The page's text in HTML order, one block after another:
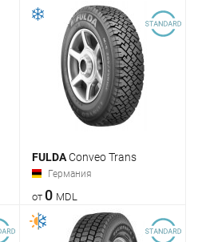
FULDAConveo Trans
Германия
от 0 MDL